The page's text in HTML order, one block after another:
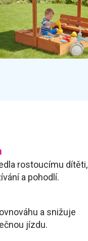
rostoucímu dítěti,
a pohodlí.
a snižuje
jízdu.